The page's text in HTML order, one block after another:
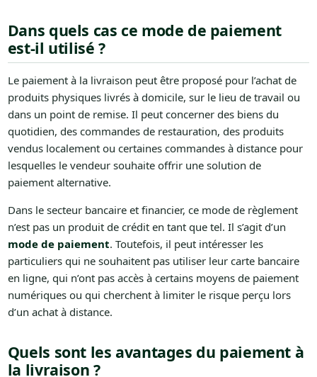
Dans quels cas ce mode de paiement
est-il utilisé ?
Le paiement à la livraison peut être proposé pour l’achat de
produits physiques livrés à domicile, sur le lieu de travail ou
dans un point de remise. Il peut concerner des biens du
quotidien, des commandes de restauration, des produits
vendus localement ou certaines commandes à distance pour
lesquelles le vendeur souhaite offrir une solution de
paiement alternative.
Dans le secteur bancaire et financier, ce mode de règlement
n’est pas un produit de crédit en tant que tel. Il s’agit d’un
mode de paiement. Toutefois, il peut intéresser les
particuliers qui ne souhaitent pas utiliser leur carte bancaire
en ligne, qui n’ont pas accès à certains moyens de paiement
numériques ou qui cherchent à limiter le risque perçu lors
d’un achat à distance.
Quels sont les avantages du paiement à
la livraison ?